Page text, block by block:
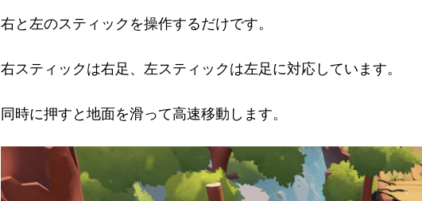
右と左のスティックを操作するだけです。
右スティックは右足、左スティックは左足に対応しています。
同時に押すと地面を滑って高速移動します。